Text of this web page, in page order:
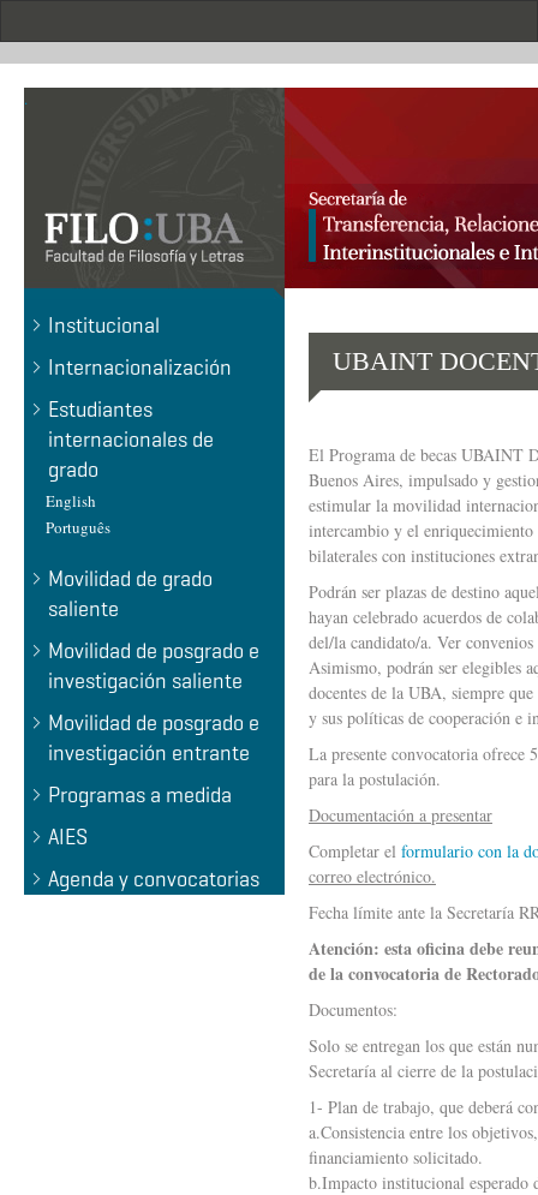
.
Institucional
Internacionalización
Estudiantes
internacionales de
grado
English
Português
Movilidad de grado
saliente
Movilidad de posgrado e
investigación saliente
Movilidad de posgrado e
investigación entrante
Programas a medida
AIES
Agenda y convocatorias
UBAINT
El Programa de becas UBAINT
Buenos Aires, impulsado y
estimular la movilidad
intercambio y el enriquecimiento
bilaterales con instituciones
Podrán ser plazas de destino
hayan celebrado acuerdos de
del/la candidato/a. Ver convenios
Asimismo, podrán ser elegibles
docentes de la UBA, siempre
y sus políticas de cooperación e
La presente convocatoria ofrece
para la postulación.
Documentación a presentar
Completar el formulario con la
correo electrónico.
Fecha límite ante la Secretaría
Atención: esta oficina debe
de la convocatoria de
Documentos:
Solo se entregan los que están
Secretaría al cierre de la
1- Plan de trabajo, que deberá
a.Consistencia entre los
financiamiento solicitado.
b.Impacto institucional